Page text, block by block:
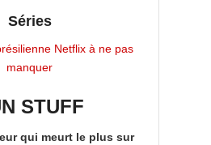
Séries
Netflix à ne pas
manquer
STUFF
qui meurt le plus sur